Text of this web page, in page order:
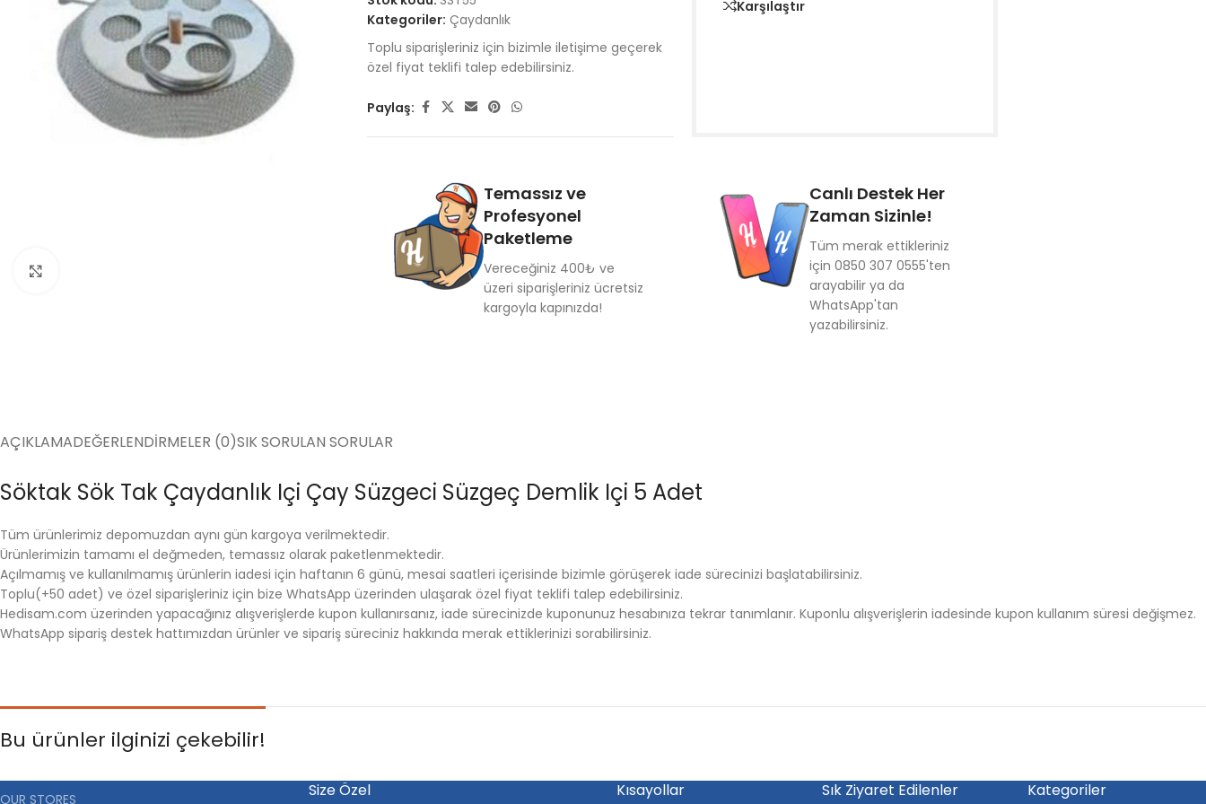
Kategoriler: Çaydanlık
Toplu siparişleriniz için bizimle iletişime geçerek
özel fiyat teklifi talep edebilirsiniz.
Paylaş:
Karşılaştır
Temassız ve
Profesyonel
Paketleme
Vereceğiniz 400₺ ve
üzeri siparişleriniz ücretsiz
kargoyla kapınızda!
Canlı Destek Her
Zaman Sizinle!
Tüm merak ettikleriniz
için 0850 307 0555'ten
arayabilir ya da
WhatsApp'tan
yazabilirsiniz.
AÇIKLAMADEĞERLENDIRMELER (0)SIK SORULAN SORULAR
Söktak Sök Tak Çaydanlık Içi Çay Süzgeci Süzgeç Demlik Içi 5 Adet
Tüm ürünlerimiz depomuzdan aynı gün kargoya verilmektedir.
Ürünlerimizin tamamı el değmeden, temassız olarak paketlenmektedir.
Açılmamış ve kullanılmamış ürünlerin iadesi için haftanın 6 günü, mesai saatleri içerisinde bizimle görüşerek iade sürecinizi başlatabilirsiniz.
Toplu(+50 adet) ve özel siparişleriniz için bize WhatsApp üzerinden ulaşarak özel fiyat teklifi talep edebilirsiniz.
Hedisam.com üzerinden yapacağınız alışverişlerde kupon kullanırsanız, iade sürecinizde kuponunuz hesabınıza tekrar tanımlanır. Kuponlu alışverişlerin iadesinde kupon kullanım süresi değişmez.
WhatsApp sipariş destek hattımızdan ürünler ve sipariş süreciniz hakkında merak ettiklerinizi sorabilirsiniz.
Bu ürünler ilginizi çekebilir!
OUR STORES Size Özel Kısayollar Sık Ziyaret Edilenler Kategoriler